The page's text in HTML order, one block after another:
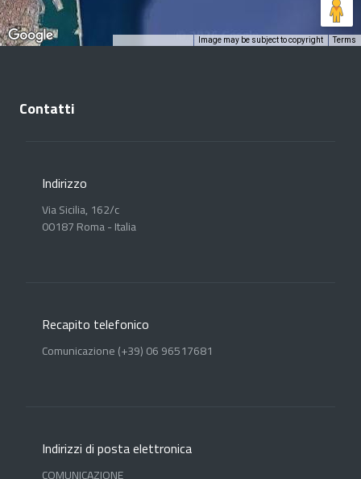
Image may be subject to copyright Terms
Contatti
Indirizzo
Via Sicilia, 162/c
00187 Roma - Italia
Recapito telefonico
Comunicazione (+39) 06 96517681
Indirizzi di posta elettronica
COMUNICAZIONE